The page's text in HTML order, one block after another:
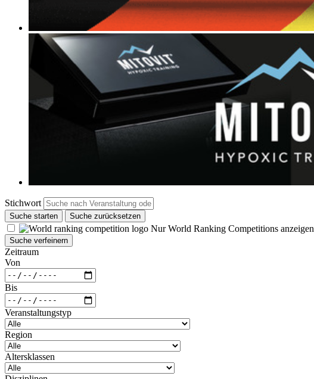
Stichwort
Suche starten Suche zurücksetzen
Nur World Ranking Competitions anzeigen
Suche verfeinern
Zeitraum
Von
Bis
Veranstaltungstyp
Region
Altersklassen